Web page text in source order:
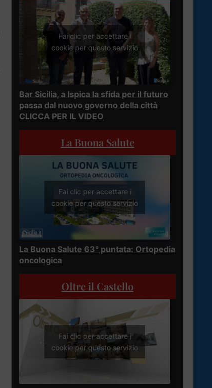
Fai clic per accettare i
cookie per questo servizio
Bar Sicilia, a Ispica la sfida per il futuro
passa dal nuovo governo della città
CLICCA PER IL VIDEO
La Buona Salute
Fai clic per accettare i
cookie per questo servizio
La Buona Salute 63° puntata: Ortopedia
oncologica
Oltre il Castello
Fai clic per accettare i
cookie per questo servizio